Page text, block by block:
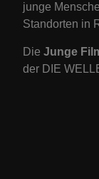
junge
Standorten in
Die Junge
der DIE